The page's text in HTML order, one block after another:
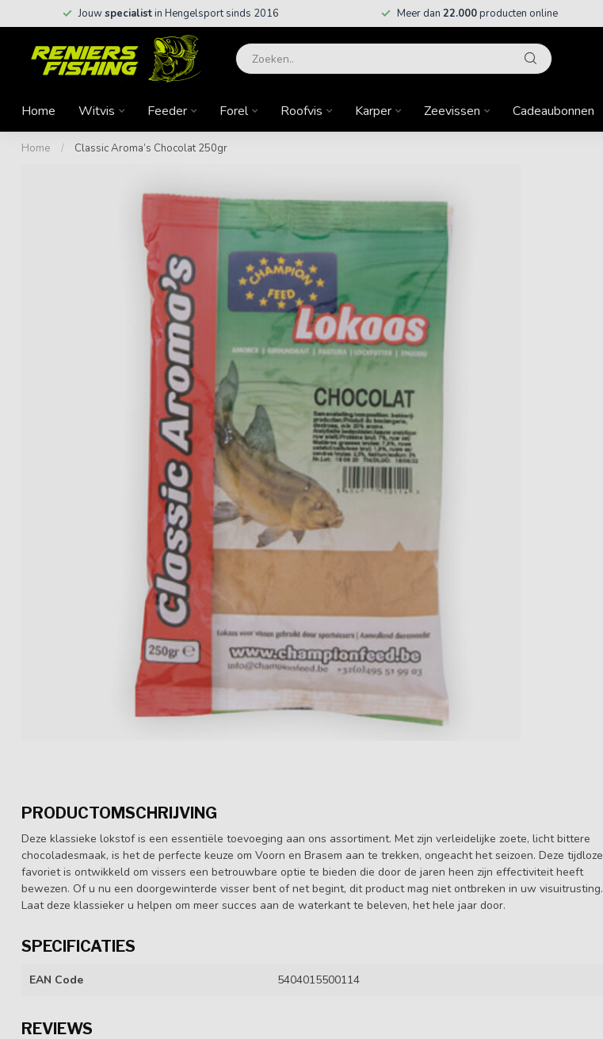
Jouwspecialistin Hengelsport sinds 2016 Meer dan 22.000producten online
Home Witvis Feeder Forel Roofvis Karper Zeevissen Cadeaubonnen
Home / Classic Aroma’s Chocolat 250gr
PRODUCTOMSCHRIJVING
Deze klassieke lokstof is een essentiële toevoeging aan ons assortiment. Met zijn verleidelijke zoete, licht bittere
chocoladesmaak, is het de perfecte keuze om Voorn en Brasem aan te trekken, ongeacht het seizoen. Deze tijdloze
favoriet is ontwikkeld om vissers een betrouwbare optie te bieden die door de jaren heen zijn effectiviteit heeft
bewezen. Of u nu een doorgewinterde visser bent of net begint, dit product mag niet ontbreken in uw visuitrusting.
Laat deze klassieker u helpen om meer succes aan de waterkant te beleven, het hele jaar door.
SPECIFICATIES
EAN Code 5404015500114
REVIEWS